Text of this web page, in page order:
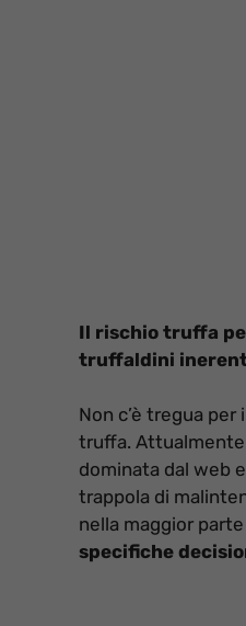
Il rischio truffa
truffaldini
Non c’è tregua
truffa. Attualmente
dominata dal web
trappola di
nella maggior
specifiche